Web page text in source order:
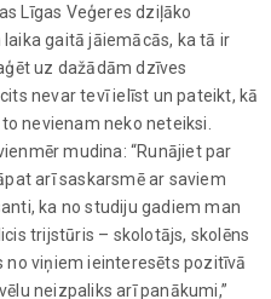
Līgas Veģeres dziļāko
gaitā jāiemācās, ka tā ir
uz dažādām dzīves
nevar tevī ielīst un pateikt, kā
nevienam neko neteiksi.
mudina: “Runājiet par
arī saskarsmē ar saviem
ka no studiju gadiem man
trijstūris – skolotājs, skolēns
no viņiem ieinteresēts pozitīvā
neizpaliks arī panākumi,”